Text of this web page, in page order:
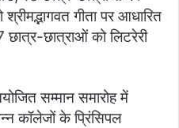
गीता पर आधारित
छात्र-छात्राओं को लिटरेरी
सम्मान समारोह में
कॉलेजों के प्रिंसिपल